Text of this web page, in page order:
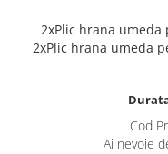
2xPlic hrana
2xPlic hrana umeda
Cod
Ai nevoie